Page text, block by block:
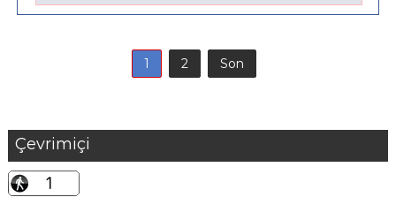
1 2 Son
Çevrimiçi